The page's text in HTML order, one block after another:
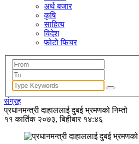
अर्थ बजार
कृषि
साहित्य
विदेश
फोटो फिचर
संग्रह
प्रधानमन्त्री दाहाललाई दुबई भ्रमणको निम्तो
११ कार्तिक २०७३, बिहीबार १४:४६